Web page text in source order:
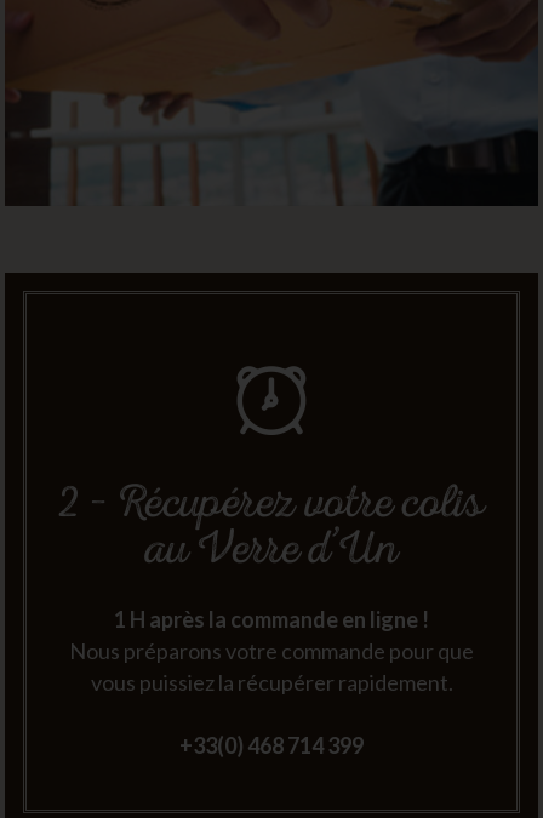
2 – Récupérez votre colis
au Verre d’Un
1 H après la commande en ligne !
Nous préparons votre commande pour que
vous puissiez la récupérer rapidement.
+33(0) 468 714 399